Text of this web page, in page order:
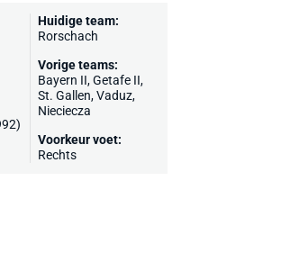
Huidige team:
Rorschach
Vorige teams:
Bayern II, Getafe II,
St. Gallen,Vaduz,
Nieciecza
Voorkeur voet:
Rechts